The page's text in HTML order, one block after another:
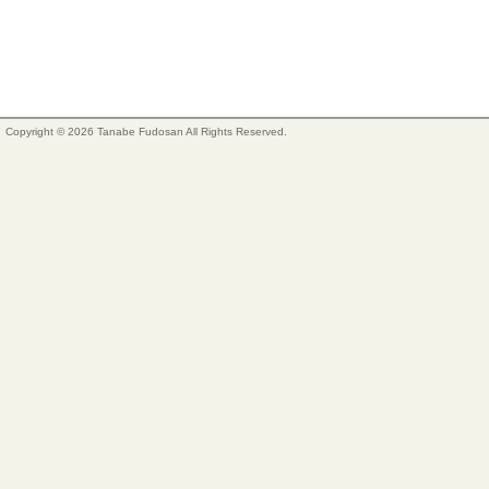
Copyright © 2026 Tanabe Fudosan All Rights Reserved.